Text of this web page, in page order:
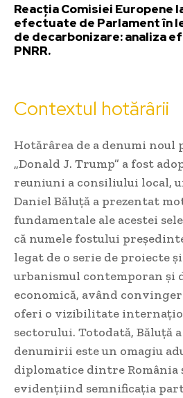
Reacția Comisiei Europene
efectuate de Parlament în
de decarbonizare: analiza
PNRR.
Contextul hotărârii
Hotărârea de a denumi noul
„Donald J. Trump” a fost
reuniuni a consiliului local,
Daniel Băluță a prezentat
fundamentale ale acestei
că numele fostului
legat de o serie de proiecte
urbanismul contemporan și
economică, având
oferi o vizibilitate
sectorului. Totodată, Băluță
denumirii este un omagiu
diplomatice dintre România
evidențiind semnificația